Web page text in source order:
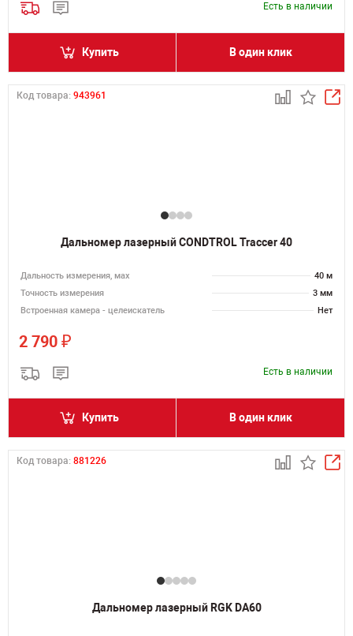
Есть в наличии
Купить В один клик
Код товара: 943961
Дальномер лазерный CONDTROL Traccer 40
Дальность измерения, мах
40 м
Точность измерения
3 мм
Встроенная камера - целеискатель
Нет
2 790 ₽
Есть в наличии
Купить В один клик
Код товара: 881226
Дальномер лазерный RGK DA60